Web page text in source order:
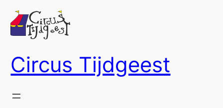
naar
de
Circus Tijdgeest